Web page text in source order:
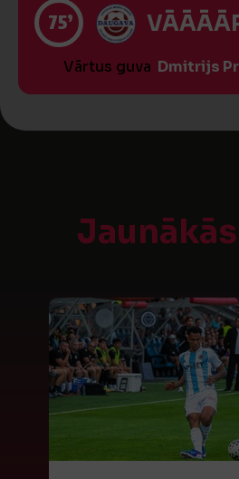
75’
Vārtus guva Dmitrijs